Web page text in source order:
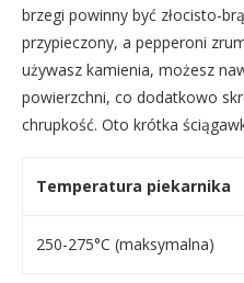
brzegi powinny być złocisto-
przypieczony, a pepperoni
używasz kamienia, możesz
powierzchni, co dodatkowo
chrupkość. Oto krótka
Temperatura piekarnika
250-275°C (maksymalna)